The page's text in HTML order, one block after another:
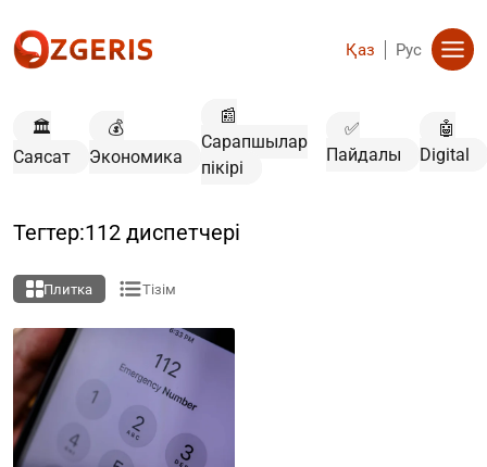
Қаз Рус
🏛️
Саясат
💰
Экономика
📰
Сарапшылар
пікірі
✅
Пайдалы
🤖
Digital
Тегтер:112 диспетчері
Плитка Тізім